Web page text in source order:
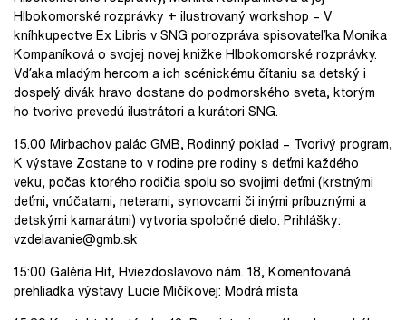
Hlbokomorské rozprávky + ilustrovaný workshop – V
kníhkupectve Ex Libris v SNG porozpráva spisovateľka Monika
Kompaníková o svojej novej knižke Hlbokomorské rozprávky.
Vďaka mladým hercom a ich scénickému čítaniu sa detský i
dospelý divák hravo dostane do podmorského sveta, ktorým
ho tvorivo prevedú ilustrátori a kurátori SNG.
15.00 Mirbachov palác GMB, Rodinný poklad – Tvorivý program,
K výstave Zostane to v rodine pre rodiny s deťmi každého
veku, počas ktorého rodičia spolu so svojimi deťmi (krstnými
deťmi, vnúčatami, neterami, synovcami či inými príbuznými a
detskými kamarátmi) vytvoria spoločné dielo. Prihlášky:
vzdelavanie@gmb.sk
15:00 Galéria Hit, Hviezdoslavovo nám. 18, Komentovaná
prehliadka výstavy Lucie Mičíkovej: Modrá místa